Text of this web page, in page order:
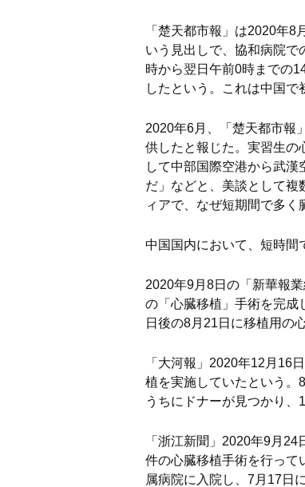
「楚天都市報」は2020年
いう見出しで、協和病院
時から翌日午前0時までの
したという。これは中国で
2020年6月、「楚天都市報
供したと報じた。実習生の
して中部国際空港から武
だ」などと、美談として複
ィアで、なぜ短期間で多く
中国国内において、短時間
2020年9月8日の「新華報
の「心臓移植」手術を完成
日後の8月21日に移植用の
「大河報」2020年12月16
植を実施していたという。
うちにドナーが見つかり、
「浙江新聞」2020年9月
件の心臓移植手術を行って
属病院に入院し、7月17日